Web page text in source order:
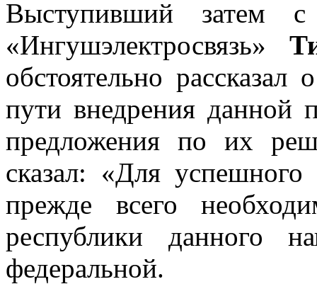
Выступивший затем
«Ингушэлектросвязь»
обстоятельно
пути внедрения данной
предложения по их
сказал: «Для
прежде всего
республики данного
федеральной.